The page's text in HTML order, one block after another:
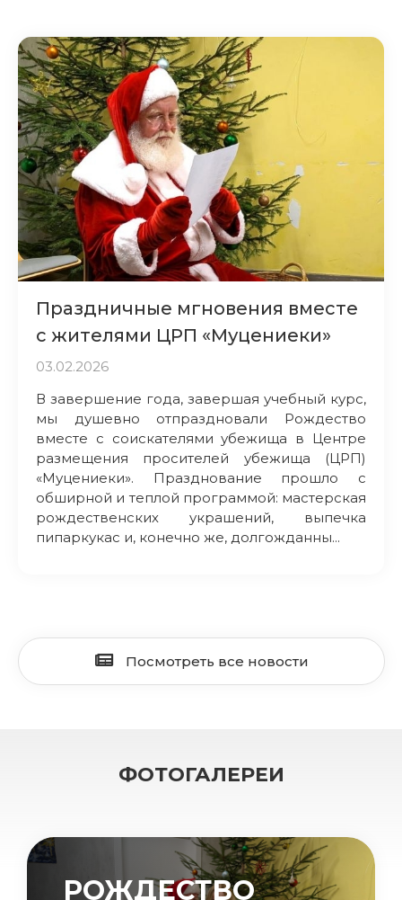
Праздничные мгновения вместе
с жителями ЦРП «Муцениеки»
03.02.2026
В завершение года, завершая учебный курс,
мы душевно отпраздновали Рождество
вместе с соискателями убежища в Центре
размещения просителей убежища (ЦРП)
«Муцениеки». Празднование прошло с
обширной и теплой программой: мастерская
рождественских украшений, выпечка
пипаркукас и, конечно же, долгожданны...
Посмотреть все новости
ФОТОГАЛЕРЕИ
РОЖДЕСТВО